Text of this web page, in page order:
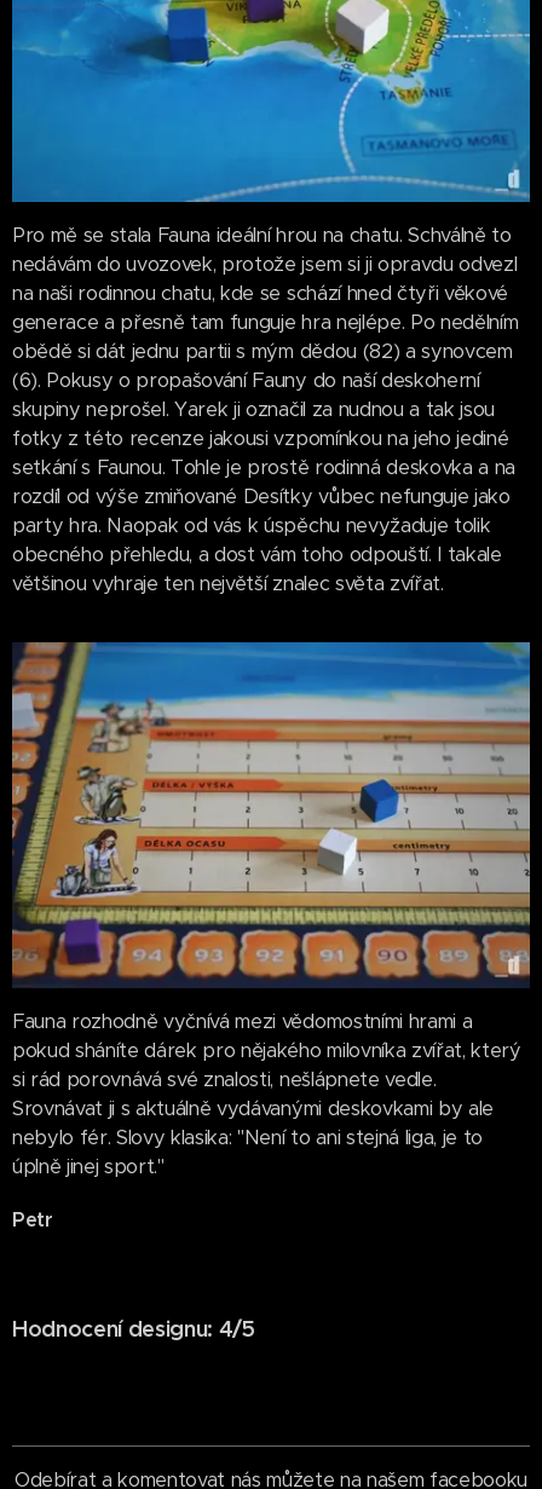
Pro mě se stala Fauna ideální hrou na chatu. Schválně to
nedávám do uvozovek, protože jsem si ji opravdu odvezl
na naši rodinnou chatu, kde se schází hned čtyři věkové
generace a přesně tam funguje hra nejlépe. Po nedělním
obědě si dát jednu partii s mým dědou (82) a synovcem
(6). Pokusy o propašování Fauny do naší deskoherní
skupiny neprošel. Yarek ji označil za nudnou a tak jsou
fotky z této recenze jakousi vzpomínkou na jeho jediné
setkání s Faunou. Tohle je prostě rodinná deskovka a na
rozdíl od výše zmiňované Desítky vůbec nefunguje jako
party hra. Naopak od vás k úspěchu nevyžaduje tolik
obecného přehledu, a dost vám toho odpouští. I takale
většinou vyhraje ten největší znalec světa zvířat.
Fauna rozhodně vyčnívá mezi vědomostními hrami a
pokud sháníte dárek pro nějakého milovníka zvířat, který
si rád porovnává své znalosti, nešlápnete vedle.
Srovnávat ji s aktuálně vydávanými deskovkami by ale
nebylo fér. Slovy klasika: "Není to ani stejná liga, je to
úplně jinej sport."
Petr
Hodnocení designu: 4/5
Odebírat a komentovat nás můžete na našem facebooku